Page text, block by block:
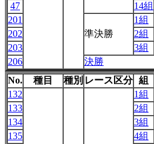
47
14組
201
準決勝
1組
202
2組
203
3組
206
決勝
No.
種目 種別 レース区分 組
132
1組
133
2組
134
3組
135
4組